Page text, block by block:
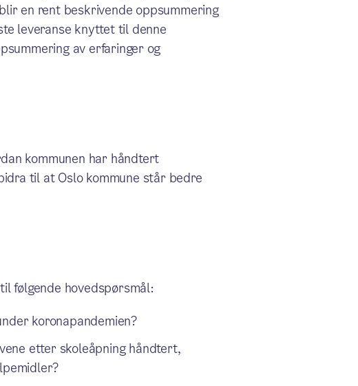
en rent beskrivende oppsummering
leveranse knyttet til denne
av erfaringer og
kommunen har håndtert
til at Oslo kommune står bedre
følgende hovedspørsmål:
koronapandemien?
etter skoleåpning håndtert,